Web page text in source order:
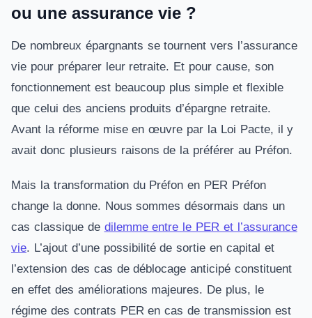
ou une assurance vie ?
De nombreux épargnants se tournent vers l’assurance
vie pour préparer leur retraite. Et pour cause, son
fonctionnement est beaucoup plus simple et flexible
que celui des anciens produits d’épargne retraite.
Avant la réforme mise en œuvre par la Loi Pacte, il y
avait donc plusieurs raisons de la préférer au Préfon.
Mais la transformation du Préfon en PER Préfon
change la donne. Nous sommes désormais dans un
cas classique de dilemme entre le PER et l’assurance
vie. L’ajout d’une possibilité de sortie en capital et
l’extension des cas de déblocage anticipé constituent
en effet des améliorations majeures. De plus, le
régime des contrats PER en cas de transmission est